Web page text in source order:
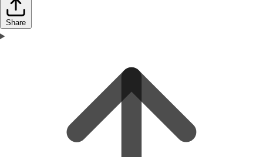
Share